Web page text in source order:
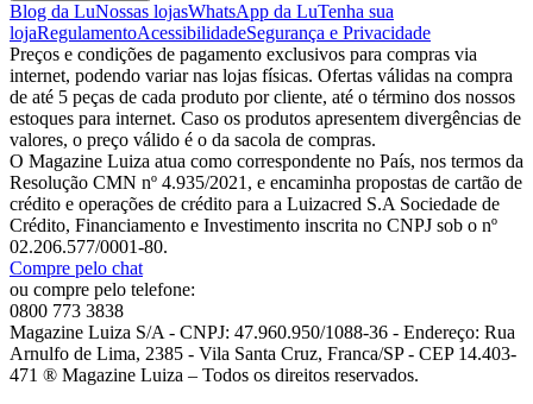
Blog da LuNossas lojasWhatsApp da LuTenha sua
lojaRegulamentoAcessibilidadeSegurança e Privacidade
Preços e condições de pagamento exclusivos para compras via
internet, podendo variar nas lojas físicas. Ofertas válidas na compra
de até 5 peças de cada produto por cliente, até o término dos nossos
estoques para internet. Caso os produtos apresentem divergências de
valores, o preço válido é o da sacola de compras.
O Magazine Luiza atua como correspondente no País, nos termos da
Resolução CMN nº 4.935/2021, e encaminha propostas de cartão de
crédito e operações de crédito para a Luizacred S.A Sociedade de
Crédito, Financiamento e Investimento inscrita no CNPJ sob o nº
02.206.577/0001-80.
Compre pelo chat
ou compre pelo telefone:
0800 773 3838
Magazine Luiza S/A - CNPJ: 47.960.950/1088-36 - Endereço: Rua
Arnulfo de Lima, 2385 - Vila Santa Cruz, Franca/SP - CEP 14.403-
471 ® Magazine Luiza – Todos os direitos reservados.